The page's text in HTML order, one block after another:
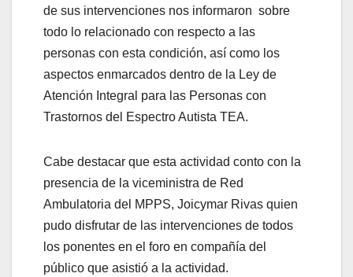
de sus intervenciones nos informaron sobre
todo lo relacionado con respecto a las
personas con esta condición, así como los
aspectos enmarcados dentro de la Ley de
Atención Integral para las Personas con
Trastornos del Espectro Autista TEA.
Cabe destacar que esta actividad conto con la
presencia de la viceministra de Red
Ambulatoria del MPPS, Joicymar Rivas quien
pudo disfrutar de las intervenciones de todos
los ponentes en el foro en compañía del
público que asistió a la actividad.